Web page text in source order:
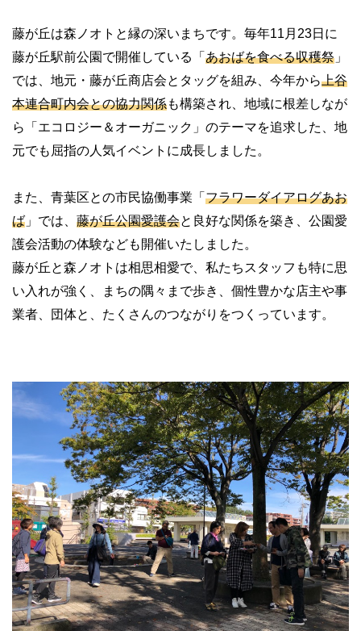
藤が丘は森ノオトと縁の深いまちです。毎年11 月 23日に
藤が丘駅前公園で開催している「 あおばを食べる収穫祭 」
では、地元 ・藤が丘商店会とタッグを組み、今年から上谷
本連合町内会との協力関係も構築され、地域に根差しなが
ら「エコロジー＆オーガニック」のテーマを追求した、地
元でも屈指の人気イベントに成長しました。
また、青葉区との市民協働事業「 フラワーダイアログあお
ば 」では、 藤が丘公園愛護会と良好な関係を築き、公園愛
護会活動の体験なども開催いたしました。
藤が丘と森ノオトは相思相愛で、私たちスタッフも特に思
い入れが強く、まちの隅々まで歩き、個性豊かな店主や事
業者、団体と、たくさんのつながりをつくっています。